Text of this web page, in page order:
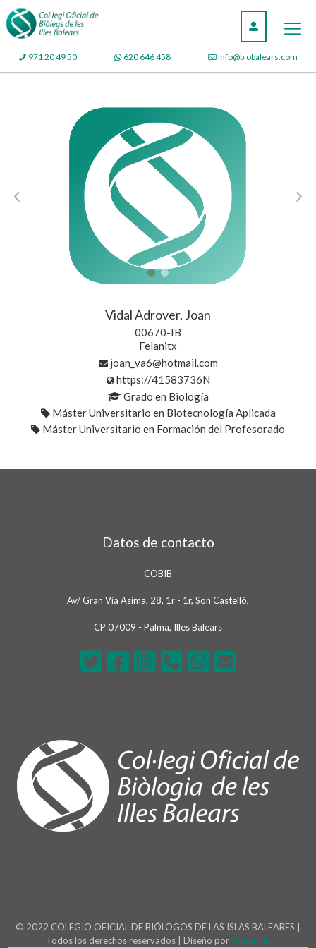
971 20 49 50 620 646 458 info@biobalears.com
Vidal Adrover, Joan
00670-IB
Felanitx
joan_va6@hotmail.com
https://41583736N
Grado en Biología
Máster Universitario en Biotecnología Aplicada
Máster Universitario en Formación del Profesorado
Datos de contacto
COBIB
Av/ Gran Via Asima, 28, 1r - 1r, Son Castelló,
CP 07009 - Palma, Illes Balears
© 2022 COLEGIO OFICIAL DE BIÓLOGOS DE LAS ISLAS BALEARES |
Todos los derechos reservados | Diseño porWebinlab